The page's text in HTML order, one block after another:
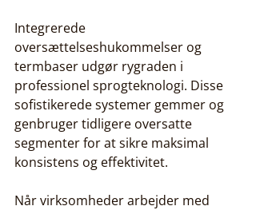
Integrerede
oversættelseshukommelser og
termbaser udgør rygraden i
professionel sprogteknologi. Disse
sofistikerede systemer gemmer og
genbruger tidligere oversatte
segmenter for at sikre maksimal
konsistens og effektivitet.
Når virksomheder arbejder med